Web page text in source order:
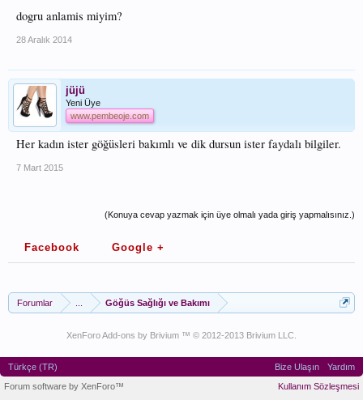
dogru anlamis miyim?
28 Aralık 2014
jüjü
Yeni Üye
www.pembeoje.com
Her kadın ister göğüsleri bakımlı ve dik dursun ister faydalı bilgiler.
7 Mart 2015
(Konuya cevap yazmak için üye olmalı yada giriş yapmalısınız.)
Facebook Google +
Forumlar Göğüs Sağlığı ve Bakımı
XenForo Add-ons by Brivium ™ © 2012-2013 Brivium LLC.
Türkçe (TR) Bize Ulaşın
Yardım
Kullanım Sözleşmesi
Forum software by XenForo™